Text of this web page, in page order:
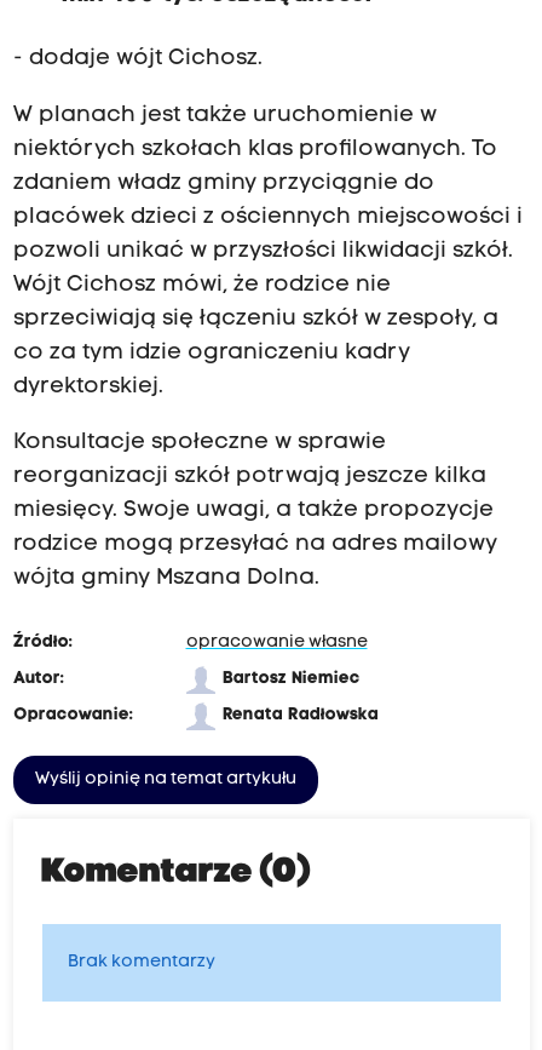
- dodaje wójt Cichosz.
W planach jest także uruchomienie w
niektórych szkołach klas profilowanych. To
zdaniem władz gminy przyciągnie do
placówek dzieci z ościennych miejscowości i
pozwoli unikać w przyszłości likwidacji szkół.
Wójt Cichosz mówi, że rodzice nie
sprzeciwiają się łączeniu szkół w zespoły, a
co za tym idzie ograniczeniu kadry
dyrektorskiej.
Konsultacje społeczne w sprawie
reorganizacji szkół potrwają jeszcze kilka
miesięcy. Swoje uwagi, a także propozycje
rodzice mogą przesyłać na adres mailowy
wójta gminy Mszana Dolna.
Źródło:
opracowanie własne
Autor:
Bartosz Niemiec
Opracowanie:
Renata Radłowska
Wyślij opinię na temat artykułu
Komentarze (0)
Brak komentarzy